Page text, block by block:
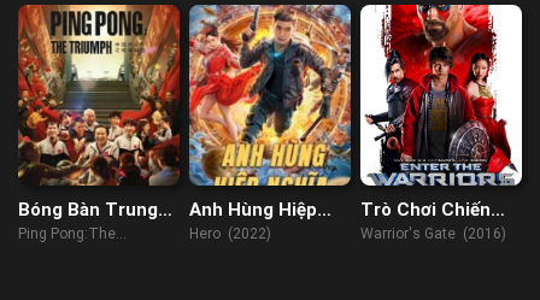
Bóng Bàn Trung
Quốc: Cuộc Phản
Ping Pong:The
Anh Hùng Hiệp
Nghĩa
Hero (2022)
Trò Chơi Chiến
Binh
Warrior's Gate (2016)